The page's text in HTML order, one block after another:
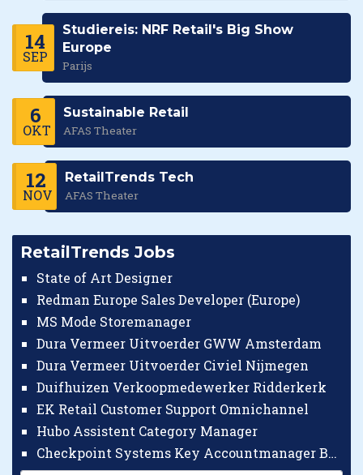
14
SEP
Studiereis: NRF Retail's Big Show
Europe
Parijs
6
OKT
Sustainable Retail
AFAS Theater
12
NOV
RetailTrends Tech
AFAS Theater
RetailTrends Jobs
State of Art Designer
Redman Europe Sales Developer (Europe)
MS Mode Storemanager
Dura Vermeer Uitvoerder GWW Amsterdam
Dura Vermeer Uitvoerder Civiel Nijmegen
Duifhuizen Verkoopmedewerker Ridderkerk
EK Retail Customer Support Omnichannel
Hubo Assistent Category Manager
Checkpoint Systems Key Accountmanager Benelux